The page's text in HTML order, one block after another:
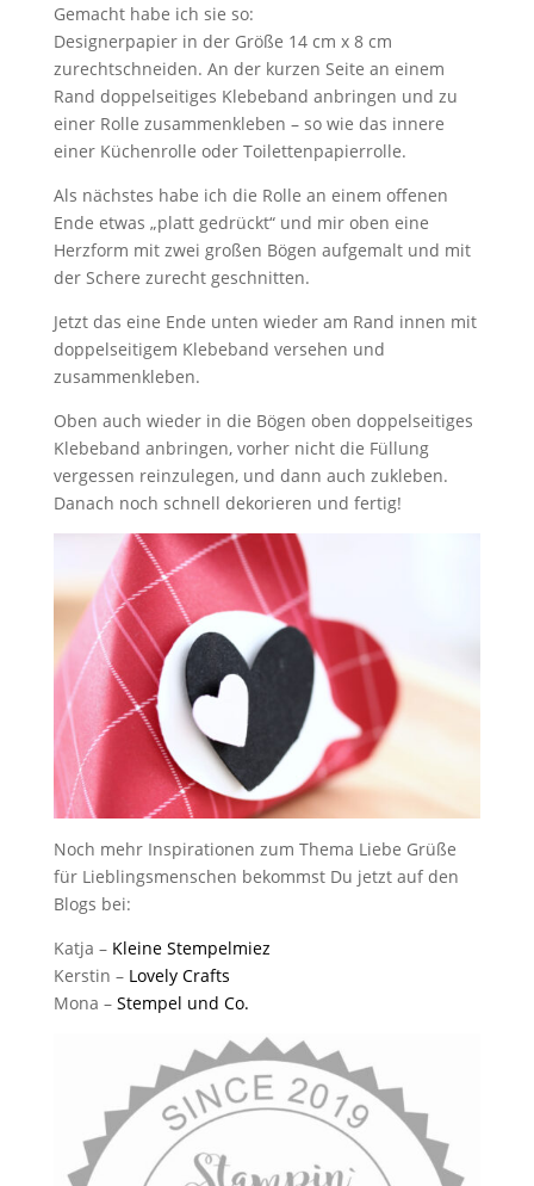
Gemacht habe ich sie so:
Designerpapier in der Größe 14 cm x 8 cm
zurechtschneiden. An der kurzen Seite an einem
Rand doppelseitiges Klebeband anbringen und zu
einer Rolle zusammenkleben – so wie das innere
einer Küchenrolle oder Toilettenpapierrolle.
Als nächstes habe ich die Rolle an einem offenen
Ende etwas „platt gedrückt“ und mir oben eine
Herzform mit zwei großen Bögen aufgemalt und mit
der Schere zurecht geschnitten.
Jetzt das eine Ende unten wieder am Rand innen mit
doppelseitigem Klebeband versehen und
zusammenkleben.
Oben auch wieder in die Bögen oben doppelseitiges
Klebeband anbringen, vorher nicht die Füllung
vergessen reinzulegen, und dann auch zukleben.
Danach noch schnell dekorieren und fertig!
Noch mehr Inspirationen zum Thema Liebe Grüße
für Lieblingsmenschen bekommst Du jetzt auf den
Blogs bei:
Katja – Kleine Stempelmiez
Kerstin – Lovely Crafts
Mona – Stempel und Co.